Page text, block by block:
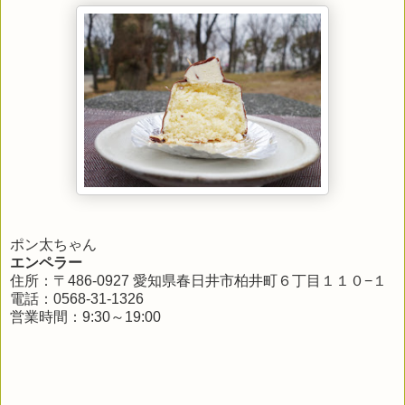
ポン太ちゃん
エンペラー
住所：〒486-0927 愛知県春日井市柏井町６丁目１１０−１
電話：0568-31-1326
営業時間：9:30～19:00